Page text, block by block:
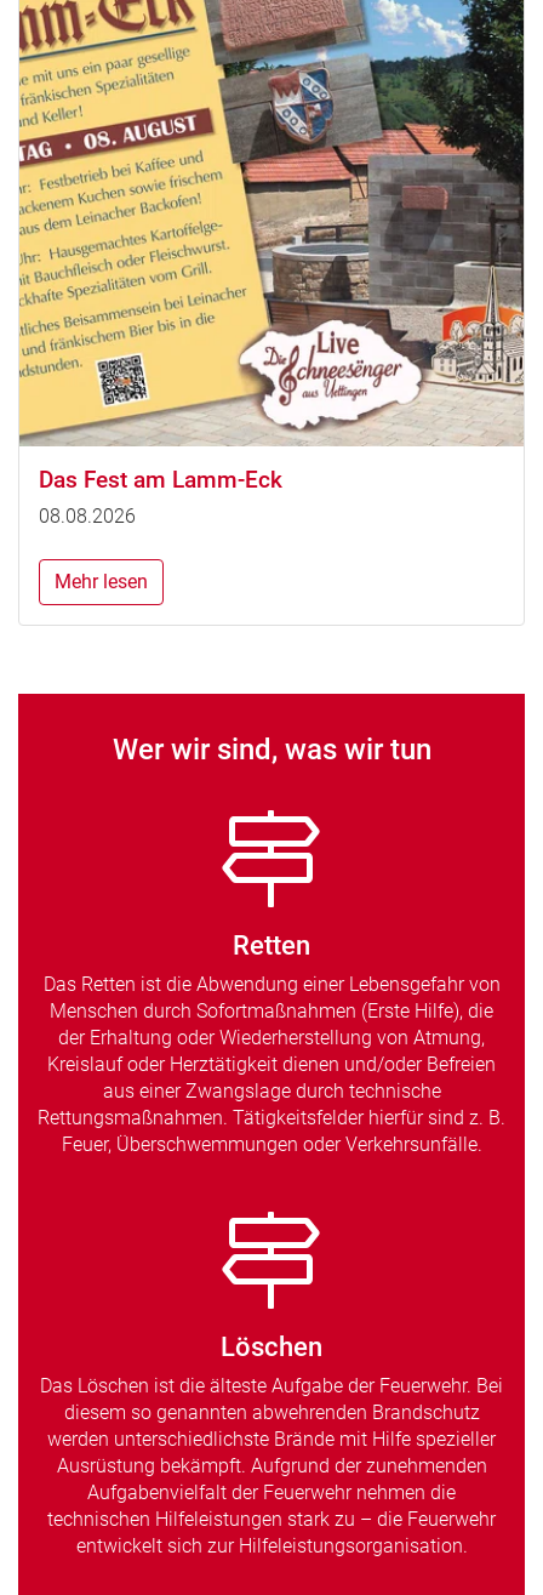
Das Fest am Lamm-Eck
08.08.2026
Mehr lesen
Wer wir sind, was wir tun
Retten
Das Retten ist die Abwendung einer Lebensgefahr von
Menschen durch Sofortmaßnahmen (Erste Hilfe), die
der Erhaltung oder Wiederherstellung von Atmung,
Kreislauf oder Herztätigkeit dienen und/oder Befreien
aus einer Zwangslage durch technische
Rettungsmaßnahmen. Tätigkeitsfelder hierfür sind z. B.
Feuer, Überschwemmungen oder Verkehrsunfälle.
Löschen
Das Löschen ist die älteste Aufgabe der Feuerwehr. Bei
diesem so genannten abwehrenden Brandschutz
werden unterschiedlichste Brände mit Hilfe spezieller
Ausrüstung bekämpft. Aufgrund der zunehmenden
Aufgabenvielfalt der Feuerwehr nehmen die
technischen Hilfeleistungen stark zu – die Feuerwehr
entwickelt sich zur Hilfeleistungsorganisation.